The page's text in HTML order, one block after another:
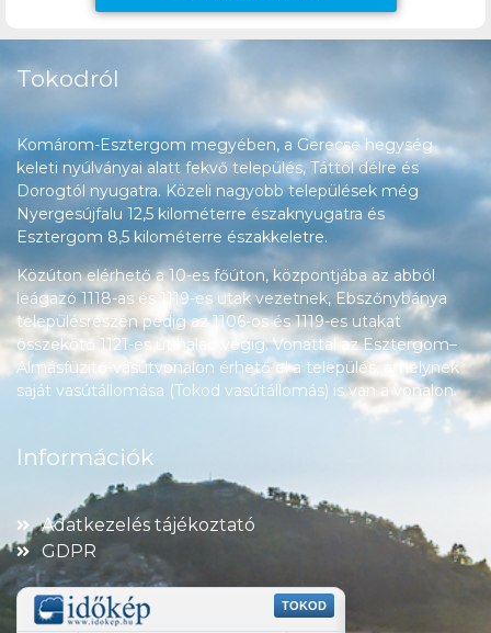
Tokodról
Komárom-Esztergom megyében, a Gerecse hegység
keleti nyúlványai alatt fekvő település, Táttól délre és
Dorogtól nyugatra. Közeli nagyobb települések még
Nyergesújfalu 12,5 kilométerre északnyugatra és
Esztergom 8,5 kilométerre északkeletre.
Közúton elérhető a 10-es főúton, központjába az abból
leágazó 1118-as és 1119-es utak vezetnek, Ebszőnybánya
településrészén pedig az 1106-os és 1119-es utakat
összekötő 1121-es út halad végig. Vonattal az Esztergom–
Almásfüzitő-vasútvonalon érhető el a település, amelynek
saját vasútállomása (Tokod vasútállomás) is van a vonalon.
Információk
Adatkezelés tájékoztató
GDPR